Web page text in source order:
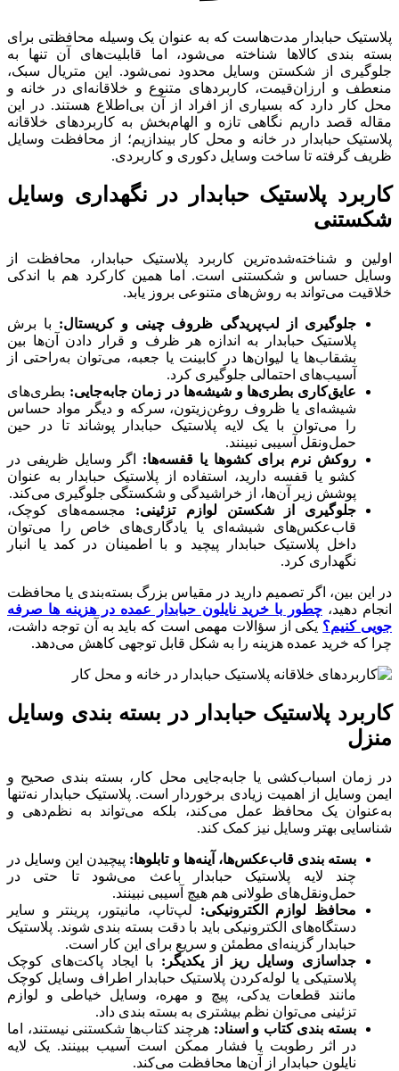
پلاستیک حبابدار مدت‌هاست که به عنوان یک وسیله محافظتی برای
بسته‌ بندی کالاها شناخته می‌شود، اما قابلیت‌های آن تنها به
جلوگیری از شکستن وسایل محدود نمی‌شود. این متریال سبک،
منعطف و ارزان‌قیمت، کاربردهای متنوع و خلاقانه‌ای در خانه و
محل کار دارد که بسیاری از افراد از آن بی‌اطلاع هستند. در این
مقاله قصد داریم نگاهی تازه و الهام‌بخش به کاربردهای خلاقانه
پلاستیک حبابدار در خانه و محل کار بیندازیم؛ از محافظت وسایل
ظریف گرفته تا ساخت وسایل دکوری و کاربردی.
کاربرد پلاستیک حبابدار در نگهداری وسایل
شکستنی
اولین و شناخته‌شده‌ترین کاربرد پلاستیک حبابدار، محافظت از
وسایل حساس و شکستنی است. اما همین کارکرد هم با اندکی
خلاقیت می‌تواند به روش‌های متنوعی بروز یابد.
جلوگیری از لب‌پریدگی ظروف چینی و کریستال: با برش
پلاستیک حبابدار به اندازه هر ظرف و قرار دادن آن‌ها بین
بشقاب‌ها یا لیوان‌ها در کابینت یا جعبه، می‌توان به‌راحتی از
آسیب‌های احتمالی جلوگیری کرد.
عایق‌کاری بطری‌ها و شیشه‌ها در زمان جابه‌جایی: بطری‌های
شیشه‌ای یا ظروف روغن‌زیتون، سرکه و دیگر مواد حساس
را می‌توان با یک لایه پلاستیک حبابدار پوشاند تا در حین
حمل‌ونقل آسیبی نبینند.
روکش نرم برای کشوها یا قفسه‌ها: اگر وسایل ظریفی در
کشو یا قفسه دارید، استفاده از پلاستیک حبابدار به عنوان
پوشش زیر آن‌ها، از خراشیدگی و شکستگی جلوگیری می‌کند.
جلوگیری از شکستن لوازم تزئینی: مجسمه‌های کوچک،
قاب‌عکس‌های شیشه‌ای یا یادگاری‌های خاص را می‌توان
داخل پلاستیک حبابدار پیچید و با اطمینان در کمد یا انبار
نگهداری کرد.
در این بین، اگر تصمیم دارید در مقیاس بزرگ بسته‌بندی یا محافظت
انجام دهید،چطور با خرید نایلون حبابدار عمده در هزینه‌ ها صرفه‌
جویی کنیم؟ یکی از سؤالات مهمی است که باید به آن توجه داشت،
چرا که خرید عمده هزینه را به شکل قابل توجهی کاهش می‌دهد.
کاربرد پلاستیک حبابدار در بسته‌ بندی وسایل
منزل
در زمان اسباب‌کشی یا جابه‌جایی محل کار، بسته‌ بندی صحیح و
ایمن وسایل از اهمیت زیادی برخوردار است. پلاستیک حبابدار نه‌تنها
به‌عنوان یک محافظ عمل می‌کند، بلکه می‌تواند به نظم‌دهی و
شناسایی بهتر وسایل نیز کمک کند.
بسته‌ بندی قاب‌عکس‌ها، آینه‌ها و تابلوها: پیچیدن این وسایل در
چند لایه پلاستیک حبابدار باعث می‌شود تا حتی در
حمل‌ونقل‌های طولانی هم هیچ آسیبی نبینند.
محافظ لوازم الکترونیکی: لپ‌تاپ، مانیتور، پرینتر و سایر
دستگاه‌های الکترونیکی باید با دقت بسته‌ بندی شوند. پلاستیک
حبابدار گزینه‌ای مطمئن و سریع برای این کار است.
جداسازی وسایل ریز از یکدیگر: با ایجاد پاکت‌های کوچک
پلاستیکی یا لوله‌کردن پلاستیک حبابدار اطراف وسایل کوچک
مانند قطعات یدکی، پیچ و مهره، وسایل خیاطی و لوازم
تزئینی می‌توان نظم بیشتری به بسته‌ بندی داد.
بسته‌ بندی کتاب و اسناد: هرچند کتاب‌ها شکستنی نیستند، اما
در اثر رطوبت یا فشار ممکن است آسیب ببینند. یک لایه
نایلون حبابدار از آن‌ها محافظت می‌کند.